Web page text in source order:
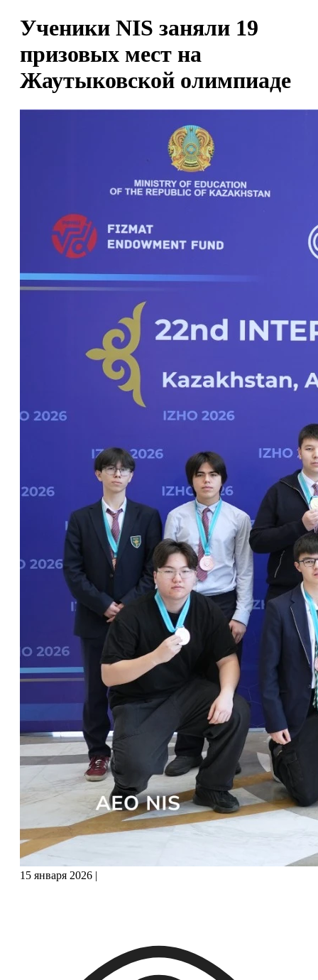
Ученики NIS заняли 19
призовых мест на
Жаутыковской олимпиаде
15 января 2026 |